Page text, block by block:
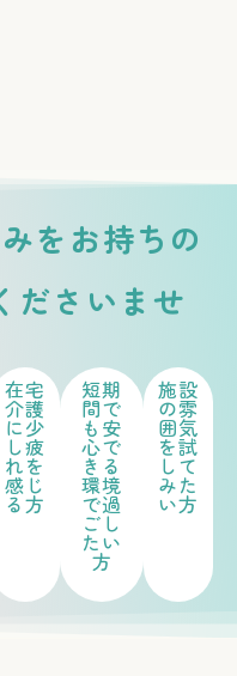
をお持ちの
ださいませ
在宅
介護
に少
し疲
れを
感じ
る方
短期
間で
も安
心で
きる
環境
で過
ごし
たい
方
施設
の雰
囲気
を試
して
みた
い方